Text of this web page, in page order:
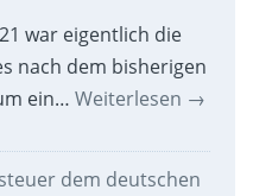
war eigentlich die
nach dem bisherigen
ein… Weiterlesen →
dem deutschen